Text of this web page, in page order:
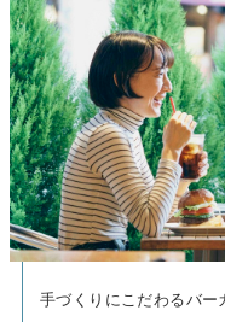
手づくりにこだわるバー